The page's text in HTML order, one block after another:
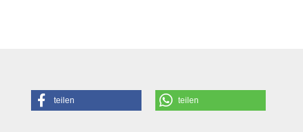
teilen teilen